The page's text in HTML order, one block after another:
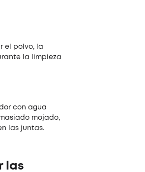
el polvo, la
la limpieza
con agua
mojado,
las juntas.
las